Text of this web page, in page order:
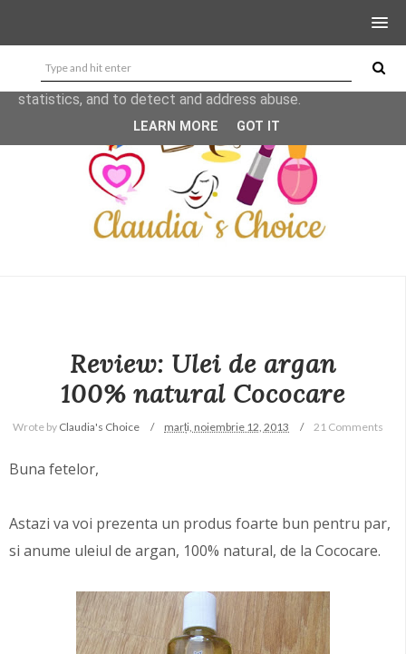
Review: Ulei de argan
100% natural Cococare
Wrote by Claudia's Choice marți, noiembrie 12, 2013 21 Comments
Buna fetelor,
Astazi va voi prezenta un produs foarte bun pentru par,
si anume uleiul de argan, 100% natural, de la Cococare.
This site uses cookies from Google to deliver its services
and to analyze traffic. Your IP address and user-agent are
shared with Google along with performance and security
metrics to ensure quality of service, generate usage
statistics, and to detect and address abuse.
LEARN MORE GOT IT